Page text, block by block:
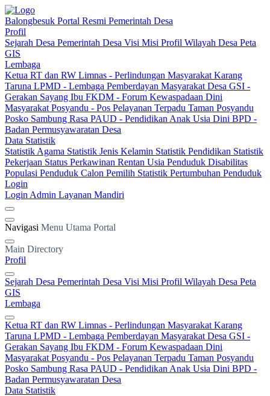
Balongbesuk Portal Resmi Pemerintah Desa
Profil
Sejarah Desa Pemerintah Desa Visi Misi Profil Wilayah Desa Peta
GIS
Lembaga
Ketua RT dan RW Limnas - Perlindungan Masyarakat Karang
Taruna LPMD - Lembaga Pemberdayan Masyarakat Desa GSI -
Gerakan Sayang Ibu FKDM - Forum Kewaspadaan Dini
Masyarakat Posyandu - Pos Pelayanan Terpadu Taman Posyandu
Posko Sambung Rasa PAUD - Pendidikan Anak Usia Dini BPD -
Badan Permusyawaratan Desa
Data Statistik
Statistik Agama Statistik Jenis Kelamin Statistik Pendidikan Statistik
Pekerjaan Status Perkawinan Rentan Usia Penduduk Disabilitas
Populasi Penduduk Calon Pemilih Statistik Pertumbuhan Penduduk
Login
Login Admin Layanan Mandiri
Navigasi Menu Utama Portal
Main Directory
Profil
Sejarah Desa Pemerintah Desa Visi Misi Profil Wilayah Desa Peta
GIS
Lembaga
Ketua RT dan RW Limnas - Perlindungan Masyarakat Karang
Taruna LPMD - Lembaga Pemberdayan Masyarakat Desa GSI -
Gerakan Sayang Ibu FKDM - Forum Kewaspadaan Dini
Masyarakat Posyandu - Pos Pelayanan Terpadu Taman Posyandu
Posko Sambung Rasa PAUD - Pendidikan Anak Usia Dini BPD -
Badan Permusyawaratan Desa
Data Statistik